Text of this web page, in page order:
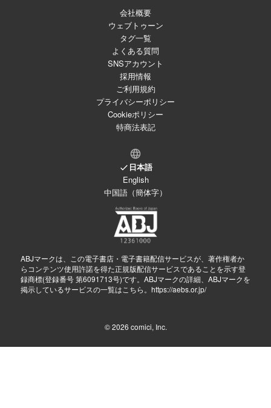
会社概要
ウェブトゥーン
タグ一覧
よくある質問
SNSアカウント
採用情報
ご利用規約
プライバシーポリシー
Cookieポリシー
特商法表記
日本語
English
中国語（簡体字）
ABJマークは、この電子書店・電子書籍配信サービスが、著作権者か
らコンテンツ使用許諾を得た正規版配信サービスであることを示す登
録商標(登録番号 第6091713号)です。ABJマークの詳細、ABJマークを
掲示しているサービスの一覧はこちら。 https://aebs.or.jp/
© 2026 comici, Inc.